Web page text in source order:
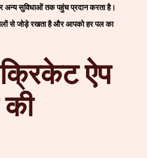
अन्य सुविधाओं तक पहुंच प्रदान करता है।
से जोड़े रखता है और आपको हर पल का
ऐप